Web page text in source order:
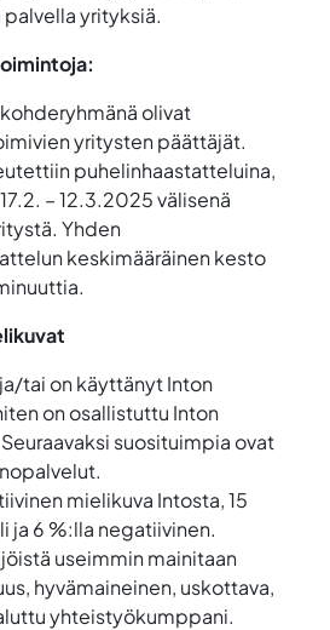
palvella yrityksiä.
olivat
yritysten päättäjät.
puhelinhaastatteluina,
– 12.3.2025 välisenä
Yhden
keskimääräinen kesto
tai on käyttänyt Inton
on osallistuttu Inton
suosituimpia ovat
mielikuva Intosta, 15
ja 6 %:lla negatiivinen.
useimmin mainitaan
hyvämaineinen, uskottava,
yhteistyökumppani.